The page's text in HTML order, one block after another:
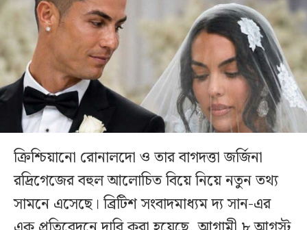
ক্রিশ্চিয়ানো রোনালদো ও তার বাগদত্তা জর্জিনা
রদ্রিগেজের বহুল আলোচিত বিয়ে নিয়ে নতুন তথ্য
সামনে এসেছে। ব্রিটিশ সংবাদমাধ্যম দ্য সান-এর